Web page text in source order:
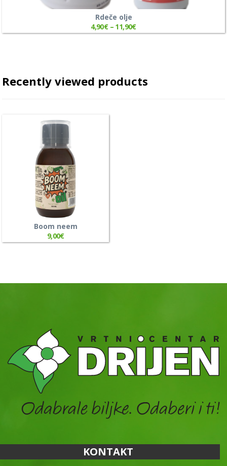
Rdeče olje
4,90€– 11,90€
Recently viewed products
Boom neem
9,00€
KONTAKT